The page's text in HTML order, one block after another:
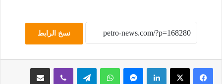
نسخ الرابط
لينكدإن ماسنجر واتساب تيلقرام ڤايبر مشاركة عبر البريد